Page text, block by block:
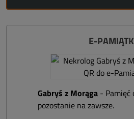
E-
Gabryś z Morąga - Pamięć
pozostanie na zawsze.